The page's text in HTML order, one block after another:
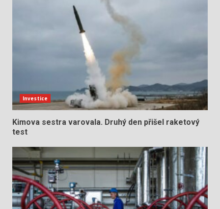
Investice
Kimova sestra varovala. Druhý den přišel raketový
test